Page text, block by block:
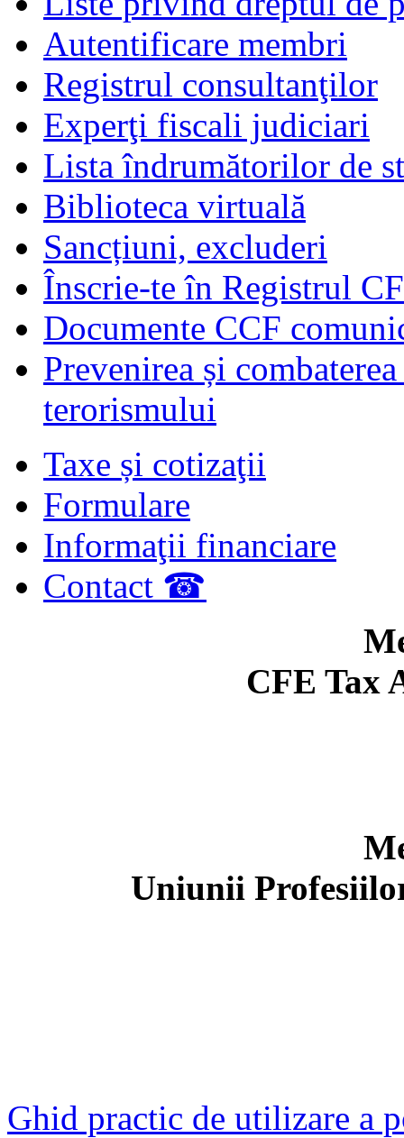
Autentificare membri
Registrul consultanţilor
Experţi fiscali judiciari
Lista îndrumătorilor de
Biblioteca virtuală
Sancțiuni, excluderi
Înscrie-te în Registrul
Documente CCF
Prevenirea și
terorismului
Taxe și cotizaţii
Formulare
Informaţii financiare
Contact ☎
CFE Tax
Uniunii
Ghid practic de utilizare a